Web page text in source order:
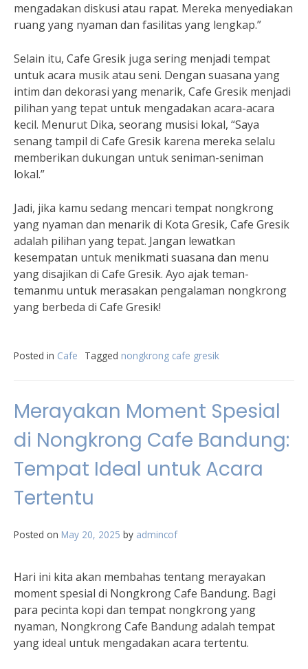
mengadakan diskusi atau rapat. Mereka menyediakan
ruang yang nyaman dan fasilitas yang lengkap.”
Selain itu, Cafe Gresik juga sering menjadi tempat
untuk acara musik atau seni. Dengan suasana yang
intim dan dekorasi yang menarik, Cafe Gresik menjadi
pilihan yang tepat untuk mengadakan acara-acara
kecil. Menurut Dika, seorang musisi lokal, “Saya
senang tampil di Cafe Gresik karena mereka selalu
memberikan dukungan untuk seniman-seniman
lokal.”
Jadi, jika kamu sedang mencari tempat nongkrong
yang nyaman dan menarik di Kota Gresik, Cafe Gresik
adalah pilihan yang tepat. Jangan lewatkan
kesempatan untuk menikmati suasana dan menu
yang disajikan di Cafe Gresik. Ayo ajak teman-
temanmu untuk merasakan pengalaman nongkrong
yang berbeda di Cafe Gresik!
Posted in Cafe Tagged nongkrong cafe gresik
Merayakan Moment Spesial
di Nongkrong Cafe Bandung:
Tempat Ideal untuk Acara
Tertentu
Posted on May 20, 2025 by admincof
Hari ini kita akan membahas tentang merayakan
moment spesial di Nongkrong Cafe Bandung. Bagi
para pecinta kopi dan tempat nongkrong yang
nyaman, Nongkrong Cafe Bandung adalah tempat
yang ideal untuk mengadakan acara tertentu.